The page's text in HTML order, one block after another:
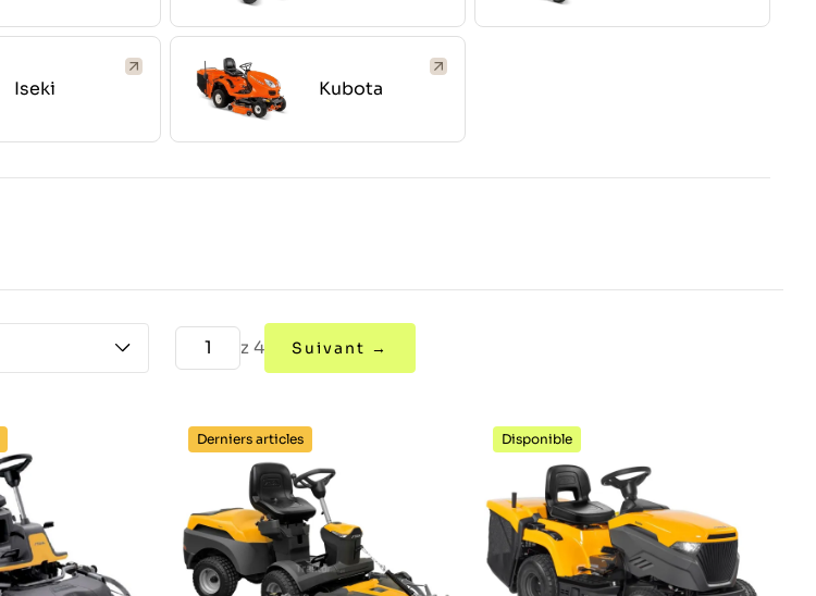
Iseki Kubota
z 4 Suivant →
Derniers articles Disponible